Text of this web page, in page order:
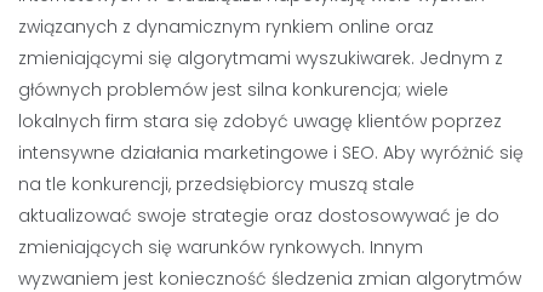
związanych z dynamicznym rynkiem online oraz
zmieniającymi się algorytmami wyszukiwarek. Jednym z
głównych problemów jest silna konkurencja; wiele
lokalnych firm stara się zdobyć uwagę klientów poprzez
intensywne działania marketingowe i SEO. Aby wyróżnić się
na tle konkurencji, przedsiębiorcy muszą stale
aktualizować swoje strategie oraz dostosowywać je do
zmieniających się warunków rynkowych. Innym
wyzwaniem jest konieczność śledzenia zmian algorytmów